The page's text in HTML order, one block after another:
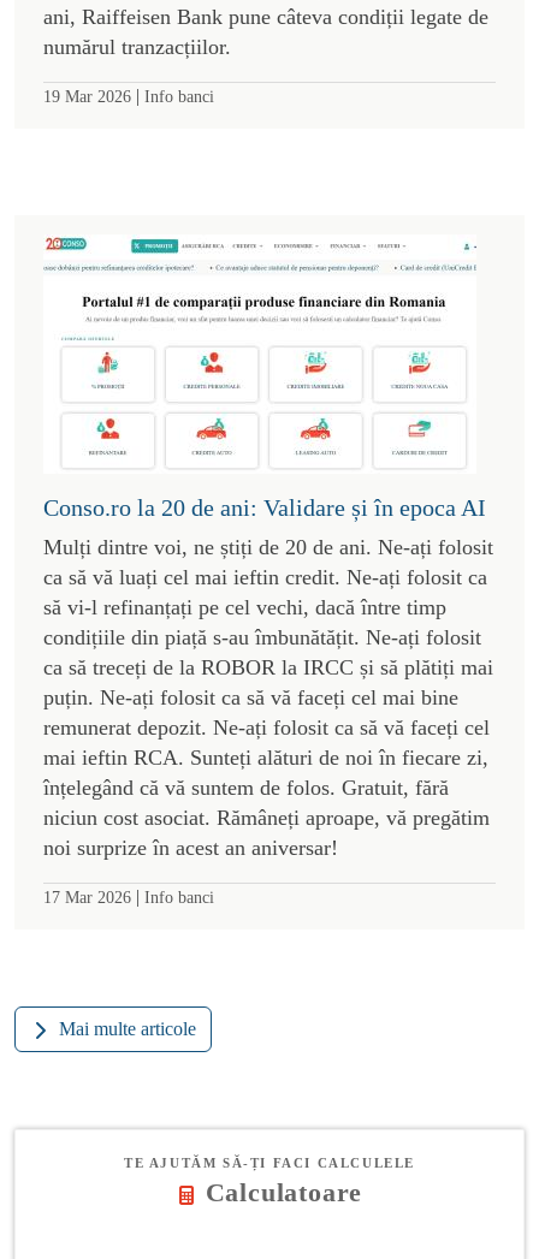
ani, Raiffeisen Bank pune câteva condiții legate de
numărul tranzacțiilor.
19 Mar 2026 | Info banci
Conso.ro la 20 de ani: Validare și în epoca AI
Mulți dintre voi, ne știți de 20 de ani. Ne-ați folosit
ca să vă luați cel mai ieftin credit. Ne-ați folosit ca
să vi-l refinanțați pe cel vechi, dacă între timp
condițiile din piață s-au îmbunătățit. Ne-ați folosit
ca să treceți de la ROBOR la IRCC și să plătiți mai
puțin. Ne-ați folosit ca să vă faceți cel mai bine
remunerat depozit. Ne-ați folosit ca să vă faceți cel
mai ieftin RCA. Sunteți alături de noi în fiecare zi,
înțelegând că vă suntem de folos. Gratuit, fără
niciun cost asociat. Rămâneți aproape, vă pregătim
noi surprize în acest an aniversar!
17 Mar 2026 | Info banci
Mai multe articole
TE AJUTĂM SĂ-ȚI FACI CALCULELE
Calculatoare